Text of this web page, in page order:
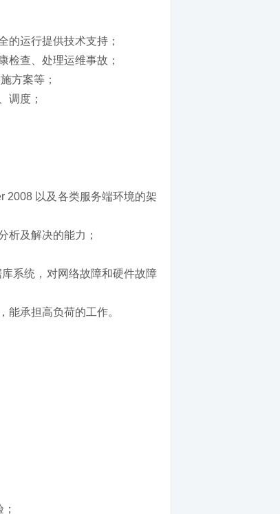
的运行提供技术支持；
检查、处理运维事故；
方案等；
调度；
2008 以及各类服务端环境的架
析及解决的能力；
系统，对网络故障和硬件故障
能承担高负荷的工作。